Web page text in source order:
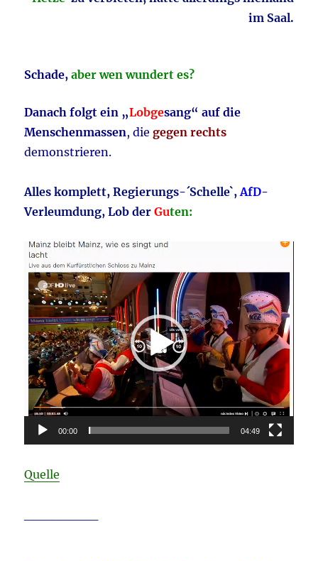
im Saal.
Schade, aber wen wundert es?
Danach folgt ein „Lobgesang“ auf die
Menschenmassen, die gegen rechts
demonstrieren.
Alles komplett, Regierungs-´Schelle`,AfD-
Verleumdung, Lob derGuten:
Video-
Player
00:00 04:49
Quelle